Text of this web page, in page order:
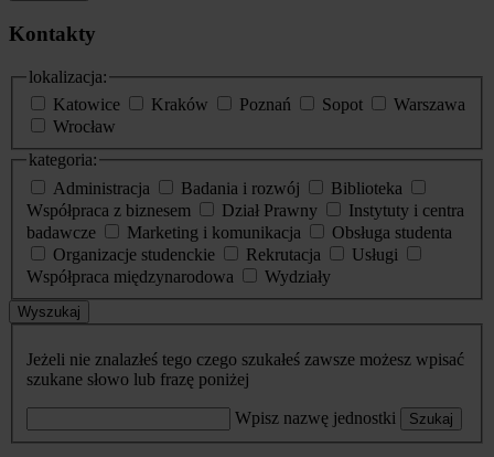
Kontakty
lokalizacja:
Katowice
Kraków Poznań Sopot
Warszawa
Wrocław
kategoria:
Administracja
Badania i rozwój
Biblioteka
Współpraca z biznesem
Dział Prawny
Instytuty i centra
badawcze
Marketing i komunikacja
Obsługa studenta
Organizacje studenckie
Rekrutacja
Usługi
Współpraca międzynarodowa
Wydziały
Wyszukaj
Jeżeli nie znalazłeś tego czego szukałeś zawsze możesz wpisać
szukane słowo lub frazę poniżej
Wpisz nazwę jednostki Szukaj